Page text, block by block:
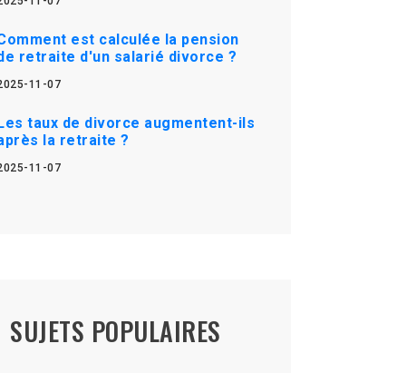
est calculée la pension
retraite d'un salarié divorce ?
11-07
taux de divorce augmentent-ils
la retraite ?
11-07
SUJETS POPULAIRES